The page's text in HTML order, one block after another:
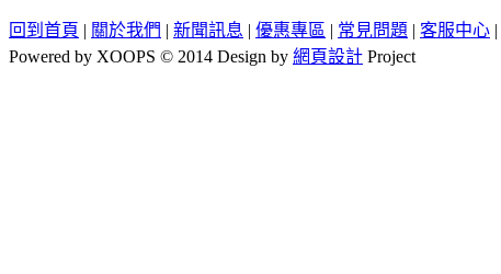
回到首頁 | 關於我們 | 新聞訊息 | 優惠專區 | 常見問題 | 客服中心 |
Powered by XOOPS © 2014 Design by 網頁設計 Project